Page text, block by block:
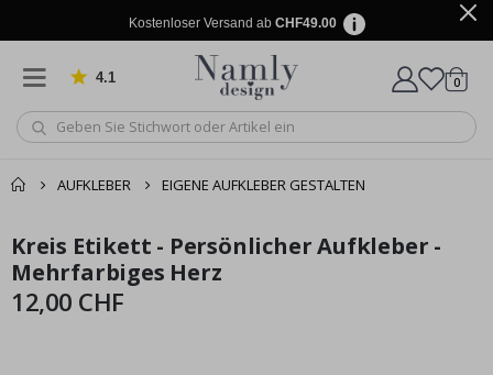
Kostenloser Versand ab CHF49.00
4.1 von 1032 Bewertungen
Wagen
0
AUFKLEBER EIGENE AUFKLEBER GESTALTEN
Zusammen gekaufte
Produkte
Einkaufswagen
Zum
Ende
der
Bildgalerie
Zum
Anfang
der
Bildgalerie
Kreis Etikett - Persönlicher Aufkleber -
Mehrfarbiges Herz
12,00 CHF